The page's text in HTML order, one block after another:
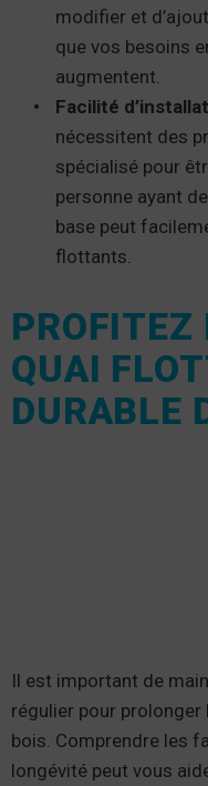
modifier et
que vos besoins
augmentent.
Facilité
nécessitent des
spécialisé pour
personne ayant
base peut
flottants.
PROFITEZ
QUAI
DURABLE
Il est important de
régulier pour prolonger
bois. Comprendre les
longévité peut vous